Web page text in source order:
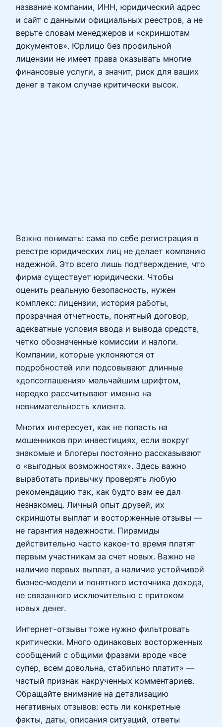
название компании, ИНН, юридический адрес
и сайт с данными официальных реестров, а не
верьте словам менеджеров и «скриншотам
документов». Юрлицо без профильной
лицензии не имеет права оказывать многие
финансовые услуги, а значит, риск для ваших
денег в таком случае критически высок.
Важно понимать: сама по себе регистрация в
реестре юридических лиц не делает компанию
надежной. Это всего лишь подтверждение, что
фирма существует юридически. Чтобы
оценить реальную безопасность, нужен
комплекс: лицензии, история работы,
прозрачная отчетность, понятный договор,
адекватные условия ввода и вывода средств,
четко обозначенные комиссии и налоги.
Компании, которые уклоняются от
подробностей или подсовывают длинные
«допсоглашения» мельчайшим шрифтом,
нередко рассчитывают именно на
невнимательность клиента.
Многих интересует, как не попасть на
мошенников при инвестициях, если вокруг
знакомые и блогеры постоянно рассказывают
о «выгодных возможностях». Здесь важно
выработать привычку проверять любую
рекомендацию так, как будто вам ее дал
незнакомец. Личный опыт друзей, их
скриншоты выплат и восторженные отзывы —
не гарантия надежности. Пирамиды
действительно часто какое-то время платят
первым участникам за счет новых. Важно не
наличие первых выплат, а наличие устойчивой
бизнес‑модели и понятного источника дохода,
не связанного исключительно с притоком
новых денег.
Интернет-отзывы тоже нужно фильтровать
критически. Много одинаковых восторженных
сообщений с общими фразами вроде «все
супер, всем довольна, стабильно платит» —
частый признак накрученных комментариев.
Обращайте внимание на детализацию
негативных отзывов: есть ли конкретные
факты, даты, описания ситуаций, ответы